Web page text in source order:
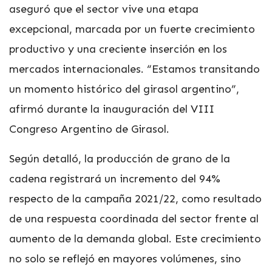
aseguró que el sector vive una etapa
excepcional, marcada por un fuerte crecimiento
productivo y una creciente inserción en los
mercados internacionales. “Estamos transitando
un momento histórico del girasol argentino”,
afirmó durante la inauguración del VIII
Congreso Argentino de Girasol.
Según detalló, la producción de grano de la
cadena registrará un incremento del 94%
respecto de la campaña 2021/22, como resultado
de una respuesta coordinada del sector frente al
aumento de la demanda global. Este crecimiento
no solo se reflejó en mayores volúmenes, sino